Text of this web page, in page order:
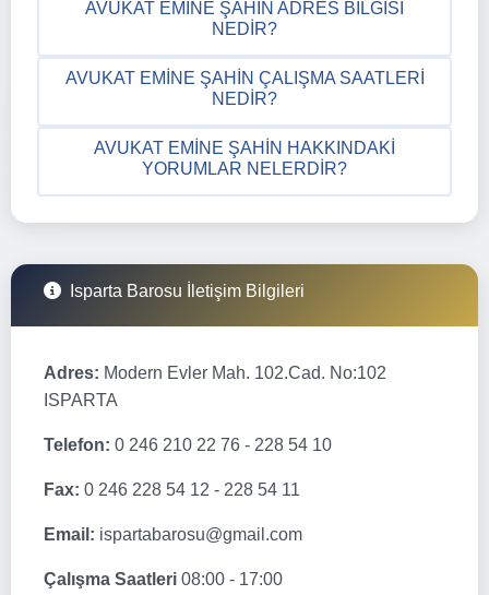
AVUKAT EMINE ŞAHIN ADRES BILGISI
NEDIR?
AVUKAT EMINE ŞAHIN ÇALIŞMA SAATLERI
NEDIR?
AVUKAT EMINE ŞAHIN HAKKINDAKI
YORUMLAR NELERDIR?
Isparta Barosu İletişim Bilgileri
Adres: Modern Evler Mah. 102.Cad. No:102
ISPARTA
Telefon: 0 246 210 22 76 - 228 54 10
Fax: 0 246 228 54 12 - 228 54 11
Email: ispartabarosu@gmail.com
Çalışma Saatleri 08:00 - 17:00